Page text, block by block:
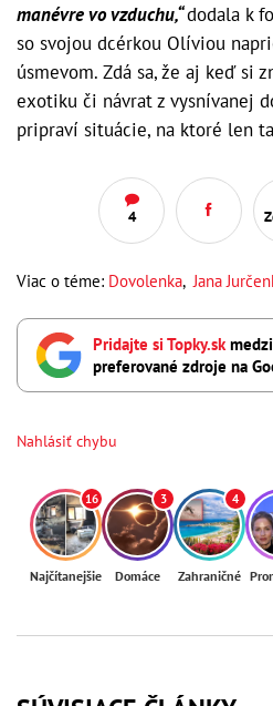
manévre vo vzduchu,“dodala k
so svojou dcérkou Olíviou
úsmevom. Zdá sa, že aj keď si
exotiku či návrat z vysnívanej
pripraví situácie, na ktoré len
4
Viac o téme: Dovolenka,Jana
Pridajte si Topky.skmedzi
preferované zdroje na
Nahlásiť chybu
16
Najčítanejšie
3
Domáce
4
Zahraničné